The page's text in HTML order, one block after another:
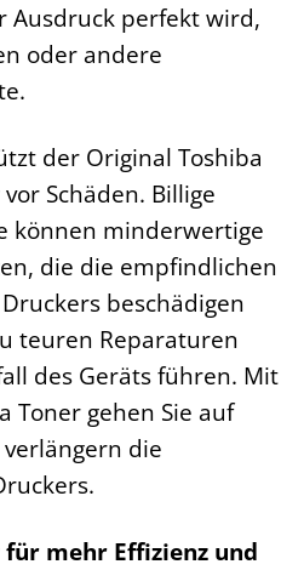
Ausdruck perfekt wird,
oder andere
der Original Toshiba
Schäden. Billige
können minderwertige
die die empfindlichen
beschädigen
teuren Reparaturen
des Geräts führen. Mit
Toner gehen Sie auf
die
für mehr Effizienz und